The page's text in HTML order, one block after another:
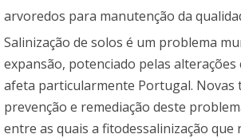
arvoredos para manutenção da
Salinização de solos é um problema
expansão, potenciado pelas alterações
afeta particularmente Portugal. Novas
prevenção e remediação deste
entre as quais a fitodessalinização